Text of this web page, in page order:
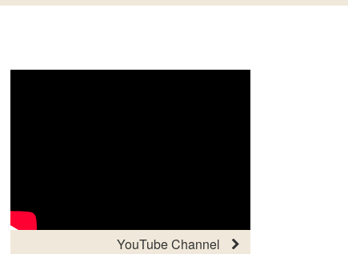
YouTube Channel